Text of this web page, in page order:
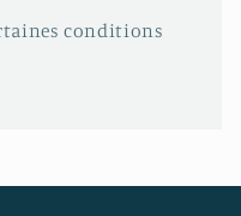
conditions